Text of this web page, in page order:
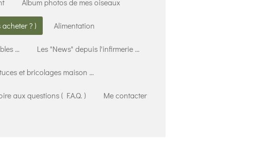
Album photos de mes oiseaux
? ) Alimentation
... Les "News" depuis l'infirmerie ...
et bricolages maison ...
aux questions ( F.A.Q. ) Me contacter